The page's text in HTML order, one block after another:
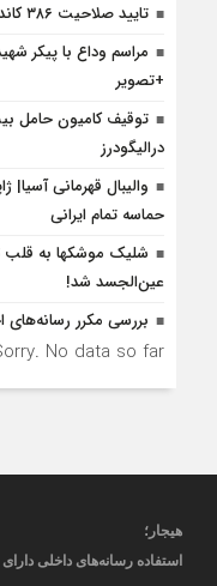
تایید صلاحیت ۳۸۶ کاندیدا برای انتخابات‌مجلس در لرستان
مراسم وداع با پیکر
+تصویر
درالیگودرز
والیبال قهرمانی
حماسه تمام ایرانی
شلیک موشکها به قلب
عین‌الجسد شد!
بررسی مکرر رسانه‌های
No data so far.
هیجار ؛
استفاده رسانه‌های داخلی